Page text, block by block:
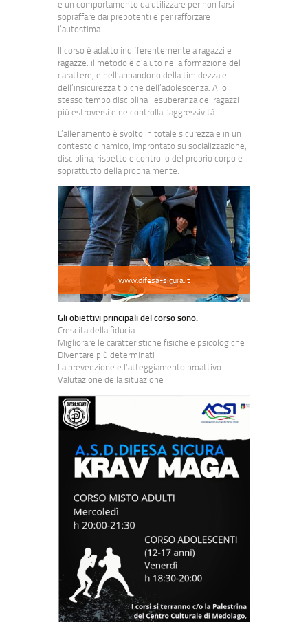
e un comportamento da utilizzare per non farsi
sopraffare dai prepotenti e per rafforzare
l’autostima.
Il corso è adatto indifferentemente a ragazzi e
ragazze: il metodo è d’aiuto nella formazione del
carattere, e nell’abbandono della timidezza e
dell’insicurezza tipiche dell’adolescenza. Allo
stesso tempo disciplina l’esuberanza dei ragazzi
più estroversi e ne controlla l’aggressività.
L’allenamento è svolto in totale sicurezza e in un
contesto dinamico, improntato su socializzazione,
disciplina, rispetto e controllo del proprio corpo e
soprattutto della propria mente.
www.difesa-sicura.it
Gli obiettivi principali del corso sono:
Crescita della fiducia
Migliorare le caratteristiche fisiche e psicologiche
Diventare più determinati
La prevenzione e l’atteggiamento proattivo
Valutazione della situazione